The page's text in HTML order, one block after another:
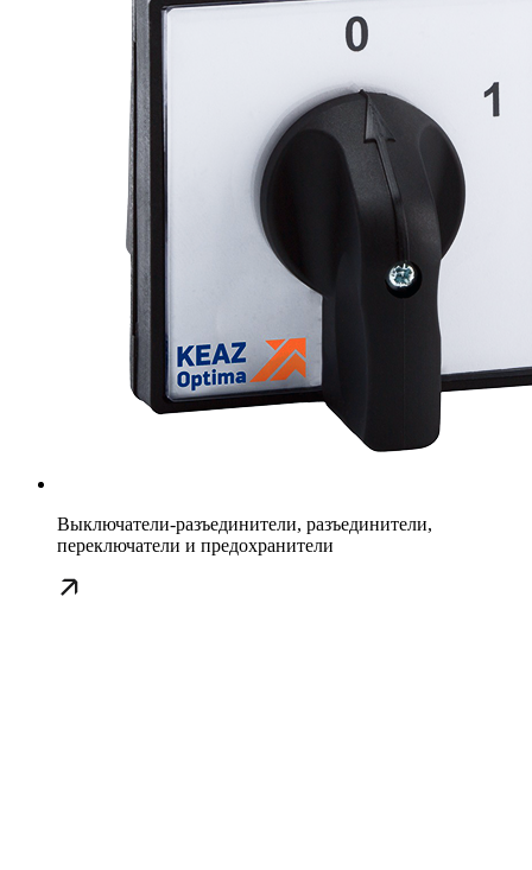
Выключатели-разъединители, разъединители,
переключатели и предохранители